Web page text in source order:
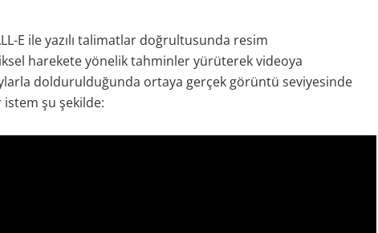
E ile yazılı talimatlar doğrultusunda resim
harekete yönelik tahminler yürüterek videoya
doldurulduğunda ortaya gerçek görüntü seviyesinde
istem şu şekilde: